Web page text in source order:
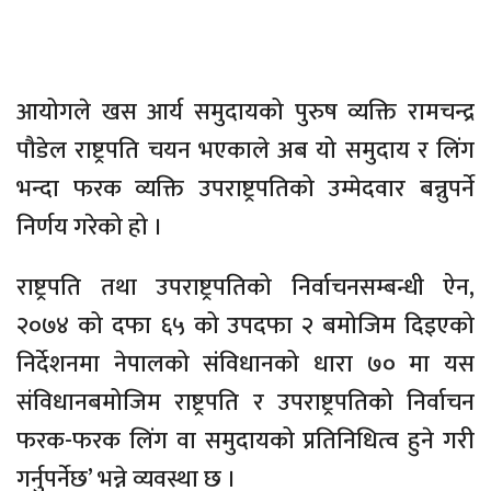
आयोगले खस आर्य समुदायको पुरुष व्यक्ति रामचन्द्र
पौडेल राष्ट्रपति चयन भएकाले अब यो समुदाय र लिंग
भन्दा फरक व्यक्ति उपराष्ट्रपतिको उम्मेदवार बन्नुपर्ने
निर्णय गरेको हो ।
राष्ट्रपति तथा उपराष्ट्रपतिको निर्वाचनसम्बन्धी ऐन,
२०७४ को दफा ६५ को उपदफा २ बमोजिम दिइएको
निर्देशनमा नेपालको संविधानको धारा ७० मा यस
संविधानबमोजिम राष्ट्रपति र उपराष्ट्रपतिको निर्वाचन
फरक-फरक लिंग वा समुदायको प्रतिनिधित्व हुने गरी
गर्नुपर्नेछ’ भन्ने व्यवस्था छ ।